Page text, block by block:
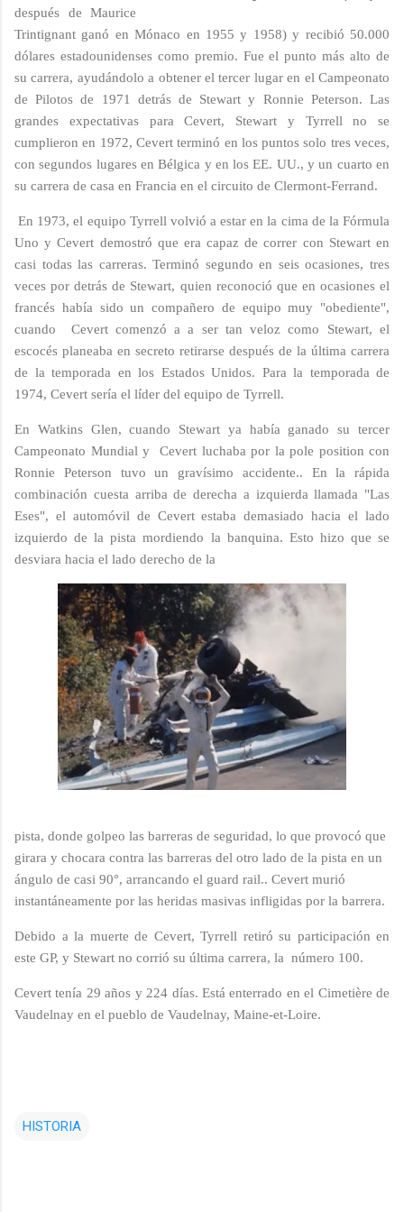
después de Maurice
Trintignant ganó en Mónaco en 1955 y 1958) y recibió 50.000
dólares estadounidenses como premio. Fue el punto más alto de
su carrera, ayudándolo a obtener el tercer lugar en el Campeonato
de Pilotos de 1971 detrás de Stewart y Ronnie Peterson. Las
grandes expectativas para Cevert, Stewart y Tyrrell no se
cumplieron en 1972, Cevert terminó en los puntos solo tres veces,
con segundos lugares en Bélgica y en los EE. UU., y un cuarto en
su carrera de casa en Francia en el circuito de Clermont-Ferrand.
En 1973, el equipo Tyrrell volvió a estar en la cima de la Fórmula
Uno y Cevert demostró que era capaz de correr con Stewart en
casi todas las carreras. Terminó segundo en seis ocasiones, tres
veces por detrás de Stewart, quien reconoció que en ocasiones el
francés había sido un compañero de equipo muy "obediente",
cuando Cevert comenzó a a ser tan veloz como Stewart, el
escocés planeaba en secreto retirarse después de la última carrera
de la temporada en los Estados Unidos. Para la temporada de
1974, Cevert sería el líder del equipo de Tyrrell.
En Watkins Glen, cuando Stewart ya había ganado su tercer
Campeonato Mundial y Cevert luchaba por la pole position con
Ronnie Peterson tuvo un gravísimo accidente.. En la rápida
combinación cuesta arriba de derecha a izquierda llamada "Las
Eses", el automóvil de Cevert estaba demasiado hacia el lado
izquierdo de la pista mordiendo la banquina. Esto hizo que se
desviara hacia el lado derecho de la
pista, donde golpeo las barreras de seguridad, lo que provocó que
girara y chocara contra las barreras del otro lado de la pista en un
ángulo de casi 90°, arrancando el guard rail.. Cevert murió
instantáneamente por las heridas masivas infligidas por la barrera.
Debido a la muerte de Cevert, Tyrrell retiró su participación en
este GP, y Stewart no corrió su última carrera, la número 100.
Cevert tenía 29 años y 224 días. Está enterrado en el Cimetière de
Vaudelnay en el pueblo de Vaudelnay, Maine-et-Loire.
HISTORIA